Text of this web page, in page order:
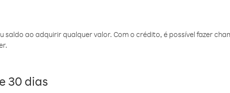
saldo ao adquirir qualquer valor. Com o crédito, é possível fazer
30 dias